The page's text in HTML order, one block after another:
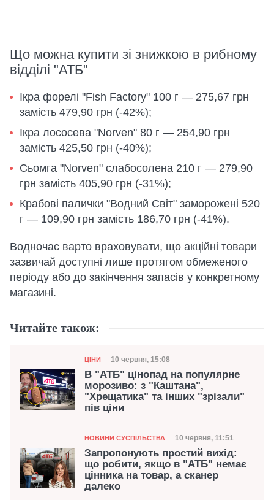
Що можна купити зі знижкою в рибному
відділі "АТБ"
Ікра форелі "Fish Factory" 100 г — 275,67 грн
замість 479,90 грн (-42%);
Ікра лососева "Norven" 80 г — 254,90 грн
замість 425,50 грн (-40%);
Сьомга "Norven" слабосолена 210 г — 279,90
грн замість 405,90 грн (-31%);
Крабові палички "Водний Світ" заморожені 520
г — 109,90 грн замість 186,70 грн (-41%).
Водночас варто враховувати, що акційні товари
зазвичай доступні лише протягом обмеженого
періоду або до закінчення запасів у конкретному
магазині.
Читайте також:
Категорія
ЦІНИ Дата публікації
10 червня, 15:08
В "АТБ" цінопад на популярне
морозиво: з "Каштана",
"Хрещатика" та інших "зрізали"
пів ціни
Категорія
НОВИНИ СУСПІЛЬСТВА Дата публікації
10 червня, 11:51
Запропонують простий вихід:
що робити, якщо в "АТБ" немає
цінника на товар, а сканер
далеко